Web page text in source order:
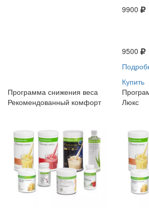
9900
9500
Купить
Программа снижения веса
Рекомендованный комфорт
Люкс